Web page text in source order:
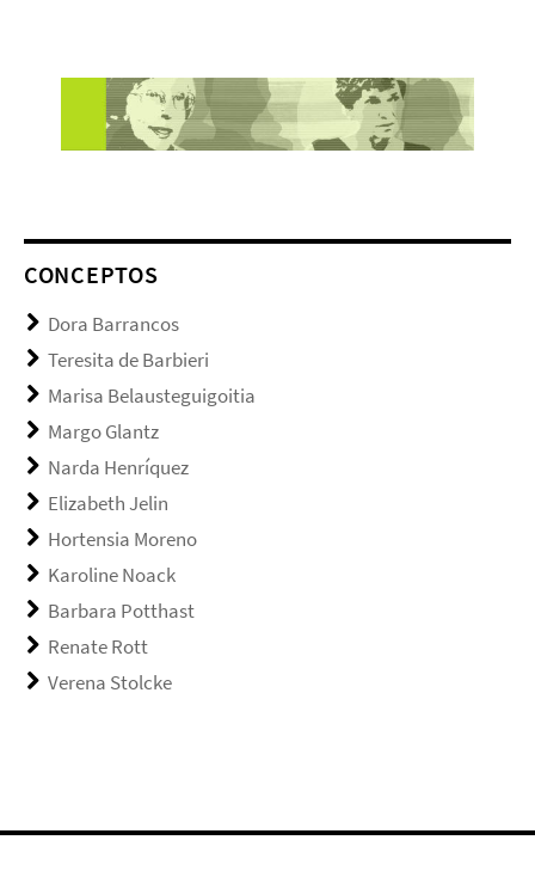
CONCEPTOS
Dora Barrancos
Teresita de Barbieri
Marisa Belausteguigoitia
Margo Glantz
Narda Henríquez
Elizabeth Jelin
Hortensia Moreno
Karoline Noack
Barbara Potthast
Renate Rott
Verena Stolcke